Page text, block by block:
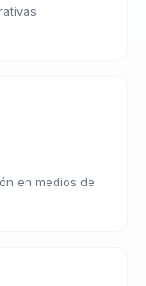
en medios de